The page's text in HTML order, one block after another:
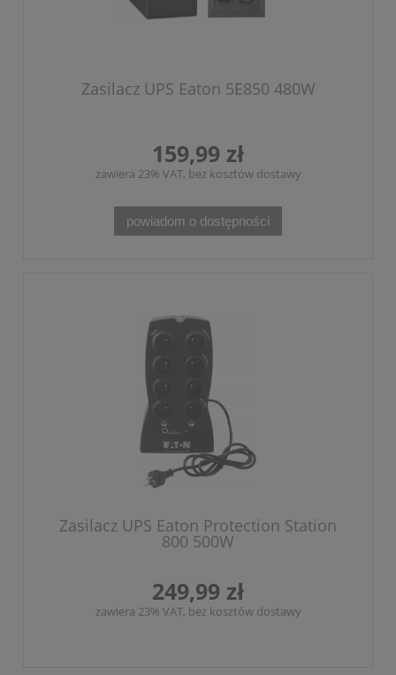
Zasilacz UPS Eaton 5E850 480W
159,99 zł
zawiera 23% VAT, bez kosztów dostawy
powiadom o dostępności
Zasilacz UPS Eaton Protection Station
800 500W
249,99 zł
zawiera 23% VAT, bez kosztów dostawy